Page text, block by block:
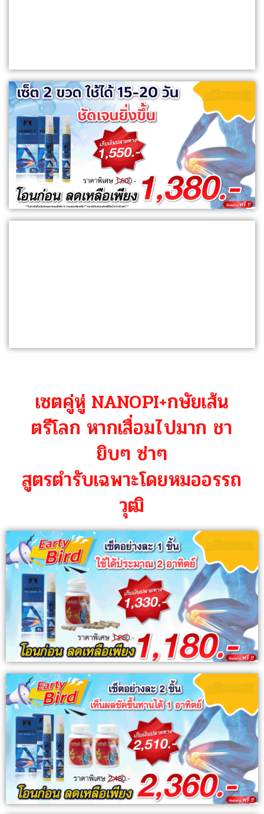
เซตคู่หู่ NANOPI+กษัยเส้น
ตรีโลก หากเสื่อมไปมาก ชา
ยิบๆ ซ่าๆ
สูตรตำรับเฉพาะโดยหมออรรถ
วุฒิ